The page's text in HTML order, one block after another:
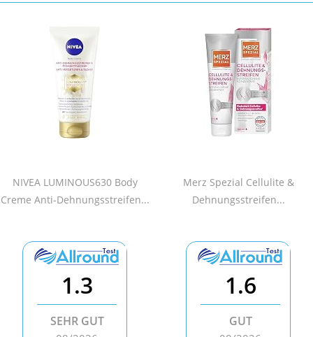
NIVEA LUMINOUS630 Body
Creme Anti-Dehnungsstreifen...
Merz Spezial Cellulite &
Dehnungsstreifen...
1.3
SEHR GUT
1.6
GUT